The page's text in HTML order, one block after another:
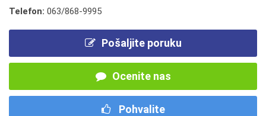
Telefon: 063/868-9995
Pošaljite poruku
Ocenite nas
Pohvalite